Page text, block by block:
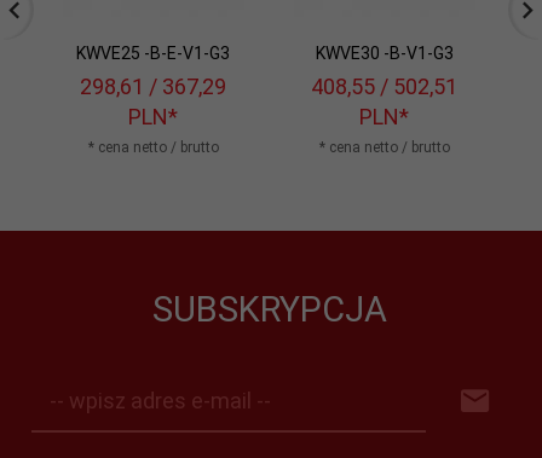
KWVE25 -B-E-V1-G3
298,61 / 367,29
PLN*
* cena netto / brutto
KWVE30 -B-V1-G3
408,55 / 502,51
PLN*
* cena netto / brutto
SUBSKRYPCJA
-- wpisz adres e-mail --